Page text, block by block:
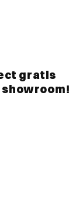
gratis
showroom!